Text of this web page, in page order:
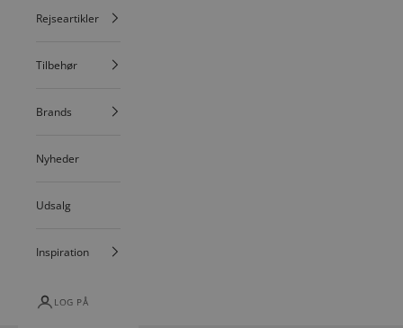
Rejseartikler
Tilbehør
Brands
Nyheder
Udsalg
Inspiration
LOG PÅ